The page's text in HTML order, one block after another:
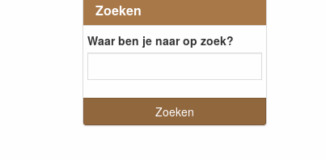
Zoeken
Waar ben je naar op zoek?